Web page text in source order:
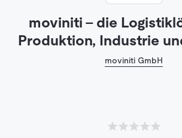
moviniti - die
Produktion, Industrie
moviniti GmbH